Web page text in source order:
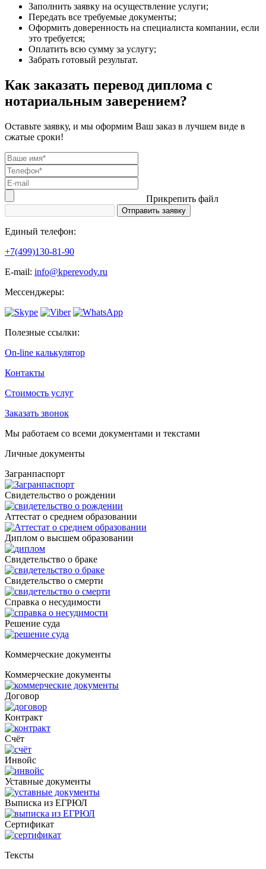
Заполнить заявку на осуществление услуги;
Передать все требуемые документы;
Оформить доверенность на специалиста компании, если
это требуется;
Оплатить всю сумму за услугу;
Забрать готовый результат.
Как заказать перевод диплома с
нотариальным заверением?
Оставьте заявку, и мы оформим Ваш заказ в лучшем виде в
сжатые сроки!
Прикрепить файл
Единый телефон:
+7(499)130-81-90
Е-mail: info@kperevody.ru
Мессенджеры:
Полезные ссылки:
On-line калькулятор
Контакты
Стоимость услуг
Заказать звонок
Мы работаем со всеми документами и текстами
Личные документы
Загранпаспорт
Cвидетельство о рождении
Аттестат о среднем образовании
Диплом о высшем образовании
Свидетельство о браке
Свидетельство о смерти
Справка о несудимости
Решение суда
Коммерческие документы
Коммерческие документы
Договор
Контракт
Счёт
Инвойс
Уставные документы
Выписка из ЕГРЮЛ
Cертификат
Тексты